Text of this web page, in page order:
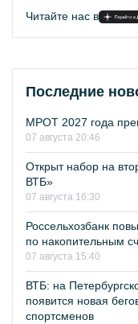
Читайте нас в
Последние
МРОТ 2027 года
07 августа 20:46
Открыт набор на
ВТБ»
07 августа 16:30
Россельхозбанк
по накопительным
07 августа 15:40
ВТБ: на
появится новая
спортсменов